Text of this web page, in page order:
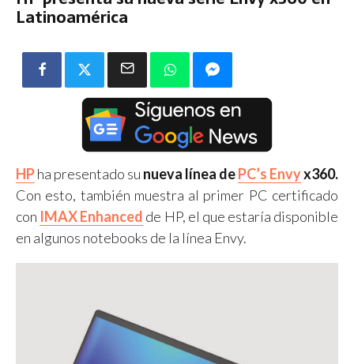
Latinoamérica
HPha presentado su nueva línea dePC’s Envyx360.
Con esto, también muestra al primer PC certificado
con IMAX Enhanced de HP, el que estaría disponible
en algunos notebooks de la línea Envy.